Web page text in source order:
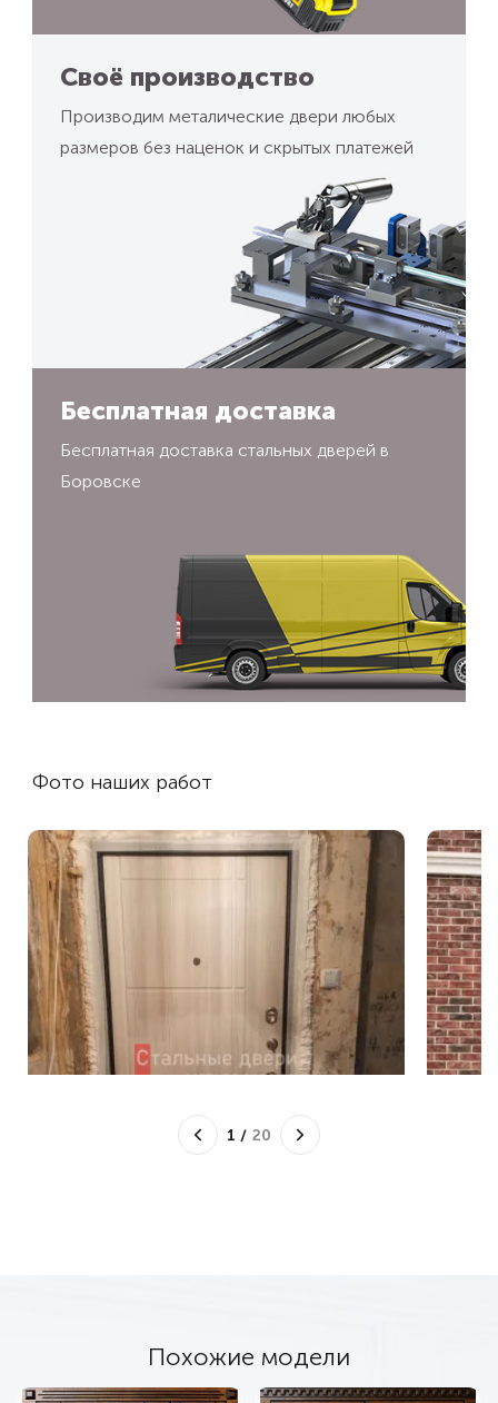
Своё производство
Производим металические двери любых
размеров без наценок и скрытых платежей
Бесплатная доставка
Бесплатная доставка стальных дверей в
Боровске
Фото наших работ
1 / 20
Похожие модели